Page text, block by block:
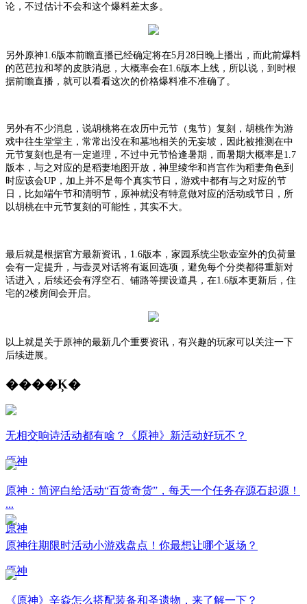
论，不过估计不会和这个爆料差太多。
另外原神1.6版本前瞻直播已经确定将在5月28日晚上播出，而此前爆料
的芭芭拉和琴的皮肤消息，大概率会在1.6版本上线，所以说，到时根
据前瞻直播，就可以看看这次的价格爆料准不准确了。
另外有不少消息，说胡桃将在农历中元节（鬼节）复刻，胡桃作为游
戏中往生堂堂主，常常出没在和墓地相关的无妄坡，因此被推测在中
元节复刻也是有一定道理，不过中元节恰逢暑期，而暑期大概率是1.7
版本，与之对应的是稻妻地图开放，神里绫华和肖宫作为稻妻角色到
时应该会UP，加上并不是每个真实节日，游戏中都有与之对应的节
日，比如端午节和清明节，原神就没有特意做对应的活动或节日，所
以胡桃在中元节复刻的可能性，其实不大。
最后就是根据官方最新资讯， 1.6版本，家园系统尘歌壶室外的负荷量
会有一定提升，与壶灵对话将有返回选项，避免每个分类都得重新对
话进入，后续还会有浮空石、铺路等摆设道具，在1.6版本更新后，住
宅的2楼房间会开启。
以上就是关于原神的最新几个重要资讯，有兴趣的玩家可以关注一下
后续进展。
����Ķ�
无相交响诗活动都有啥？《原神》新活动好玩不？
原神
原神：简评白给活动“百货奇货”，每天一个任务存源石起源！
...
原神
原神往期限时活动小游戏盘点！你最想让哪个返场？
原神
《原神》辛焱怎么搭配装备和圣遗物，来了解一下？